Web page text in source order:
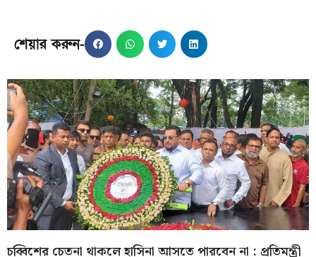
শেয়ার করুন-
চব্বিশের চেতনা থাকলে হাসিনা আসতে পারবেন না : প্রতিমন্ত্রী